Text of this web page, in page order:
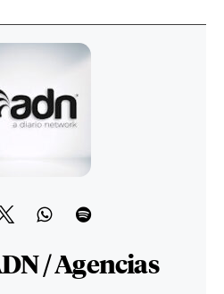
/ Agencias